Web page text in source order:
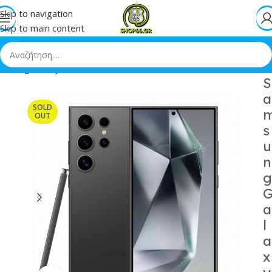
Skip to navigation
Skip to main content
Galaxy S24 Ultra 5G Dual SIM 12/512GB Titanium Black
SOLD
OUT
S
a
s
u
n
g
a
l
a
x